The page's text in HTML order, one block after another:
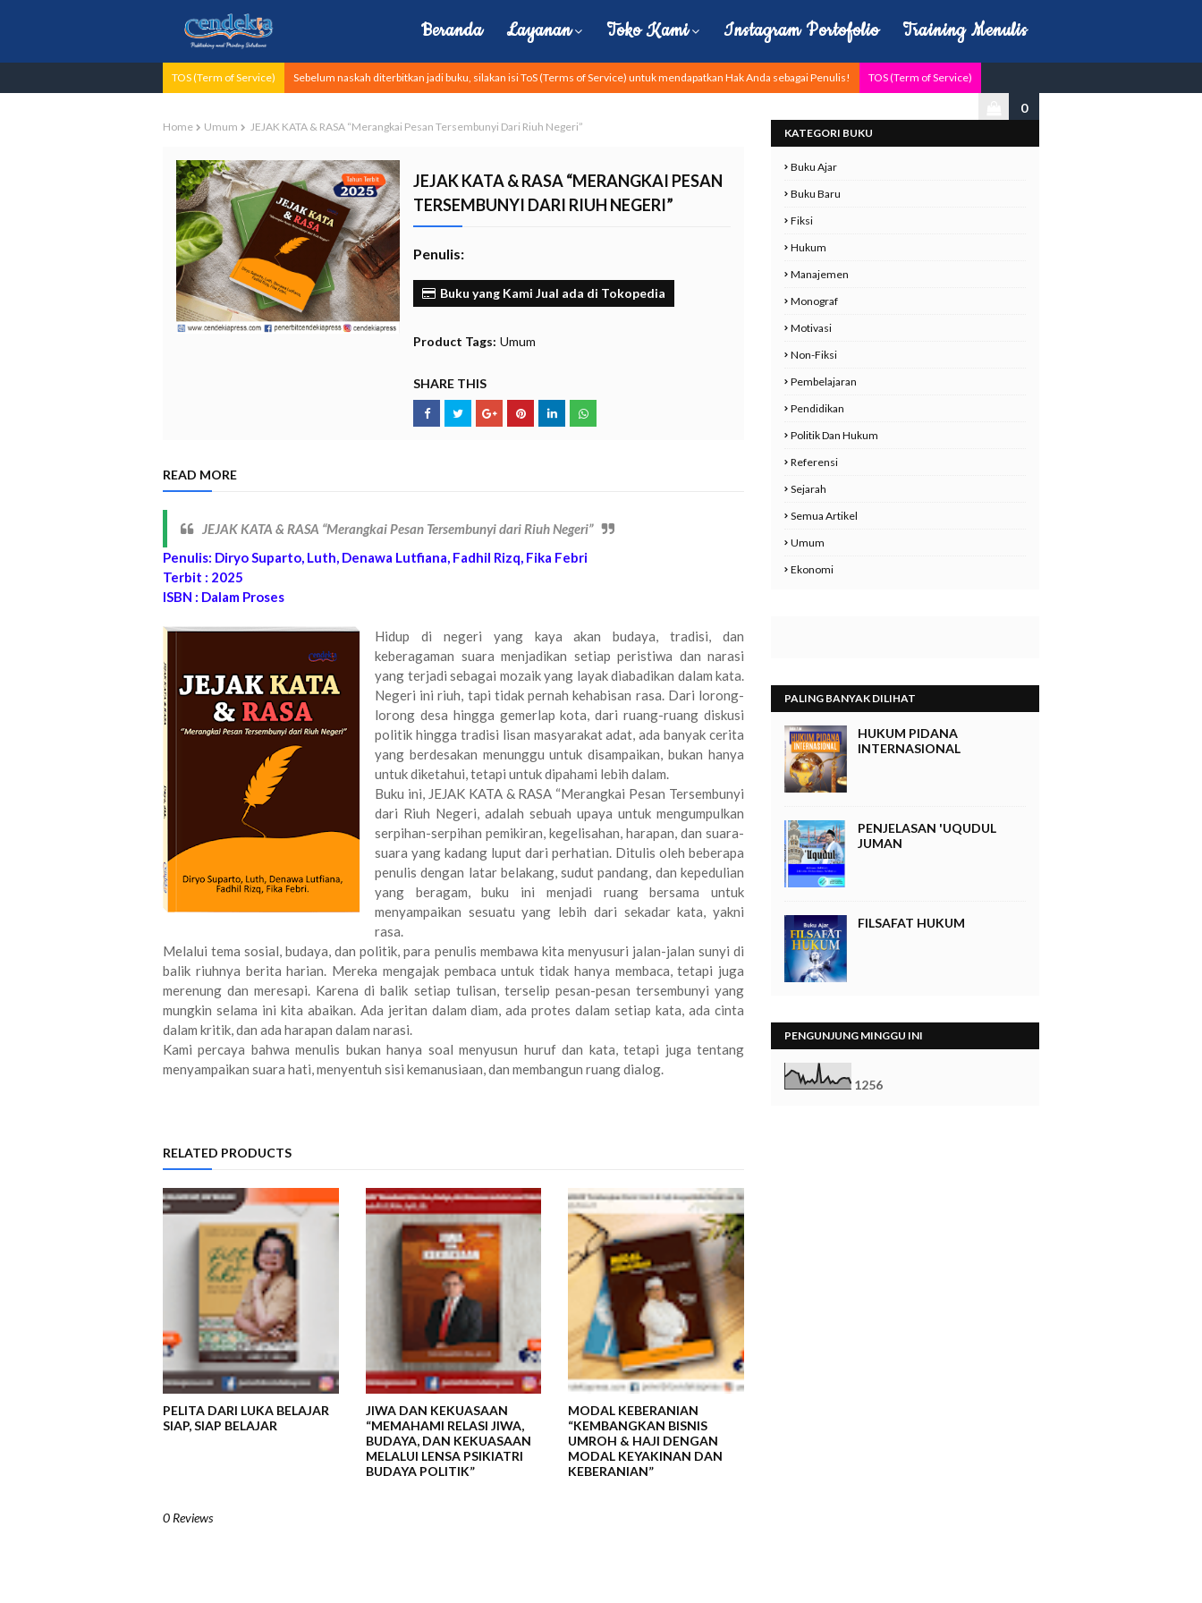
Beranda Layanan Toko Kami Instagram Portofolio Training Menulis
TOS (Term of Service) Sebelum naskah diterbitkan jadi buku, silakan isi ToS (Terms of Service) untuk mendapatkan Hak Anda sebagai Penulis! TOS (Term of Service)
0
Home Umum JEJAK KATA & RASA “Merangkai Pesan Tersembunyi Dari Riuh Negeri”
JEJAK KATA & RASA “MERANGKAI PESAN
TERSEMBUNYI DARI RIUH NEGERI”
Penulis:
Buku yang Kami Jual ada di Tokopedia
Product Tags: Umum
SHARE THIS
READ MORE
JEJAK KATA & RASA “Merangkai Pesan Tersembunyi dari Riuh Negeri”
Penulis: Diryo Suparto, Luth, Denawa Lutfiana, Fadhil Rizq, Fika Febri
Terbit : 2025
ISBN : Dalam Proses
Hidup di negeri yang kaya akan budaya, tradisi, dan
keberagaman suara menjadikan setiap peristiwa dan narasi
yang terjadi sebagai mozaik yang layak diabadikan dalam kata.
Negeri ini riuh, tapi tidak pernah kehabisan rasa. Dari lorong-
lorong desa hingga gemerlap kota, dari ruang-ruang diskusi
politik hingga tradisi lisan masyarakat adat, ada banyak cerita
yang berdesakan menunggu untuk disampaikan, bukan hanya
untuk diketahui, tetapi untuk dipahami lebih dalam.
Buku ini, JEJAK KATA & RASA “Merangkai Pesan Tersembunyi
dari Riuh Negeri, adalah sebuah upaya untuk mengumpulkan
serpihan-serpihan pemikiran, kegelisahan, harapan, dan suara-
suara yang kadang luput dari perhatian. Ditulis oleh beberapa
penulis dengan latar belakang, sudut pandang, dan kepedulian
yang beragam, buku ini menjadi ruang bersama untuk
menyampaikan sesuatu yang lebih dari sekadar kata, yakni
rasa.
Melalui tema sosial, budaya, dan politik, para penulis membawa kita menyusuri jalan-jalan sunyi di
balik riuhnya berita harian. Mereka mengajak pembaca untuk tidak hanya membaca, tetapi juga
merenung dan meresapi. Karena di balik setiap tulisan, terselip pesan-pesan tersembunyi yang
mungkin selama ini kita abaikan. Ada jeritan dalam diam, ada protes dalam setiap kata, ada cinta
dalam kritik, dan ada harapan dalam narasi.
Kami percaya bahwa menulis bukan hanya soal menyusun huruf dan kata, tetapi juga tentang
menyampaikan suara hati, menyentuh sisi kemanusiaan, dan membangun ruang dialog.
RELATED PRODUCTS
PELITA DARI LUKA BELAJAR
SIAP, SIAP BELAJAR
JIWA DAN KEKUASAAN
“MEMAHAMI RELASI JIWA,
BUDAYA, DAN KEKUASAAN
MELALUI LENSA PSIKIATRI
BUDAYA POLITIK”
MODAL KEBERANIAN
“KEMBANGKAN BISNIS
UMROH & HAJI DENGAN
MODAL KEYAKINAN DAN
KEBERANIAN”
0 Reviews
KATEGORI BUKU
Buku Ajar
Buku Baru
Fiksi
Hukum
Manajemen
Monograf
Motivasi
Non-Fiksi
Pembelajaran
Pendidikan
Politik Dan Hukum
Referensi
Sejarah
Semua Artikel
Umum
Ekonomi
PALING BANYAK DILIHAT
HUKUM PIDANA
INTERNASIONAL
PENJELASAN 'UQUDUL
JUMAN
FILSAFAT HUKUM
PENGUNJUNG MINGGU INI
1256